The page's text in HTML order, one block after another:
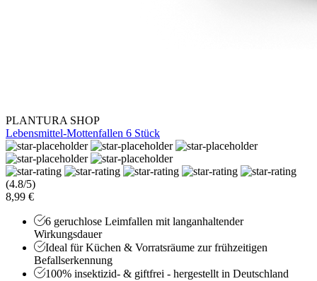
PLANTURA SHOP
Lebensmittel-Mottenfallen 6 Stück
(4.8/5)
8,99 €
6 geruchlose Leimfallen mit langanhaltender
Wirkungsdauer
Ideal für Küchen & Vorratsräume zur frühzeitigen
Befallserkennung
100% insektizid- & giftfrei - hergestellt in Deutschland